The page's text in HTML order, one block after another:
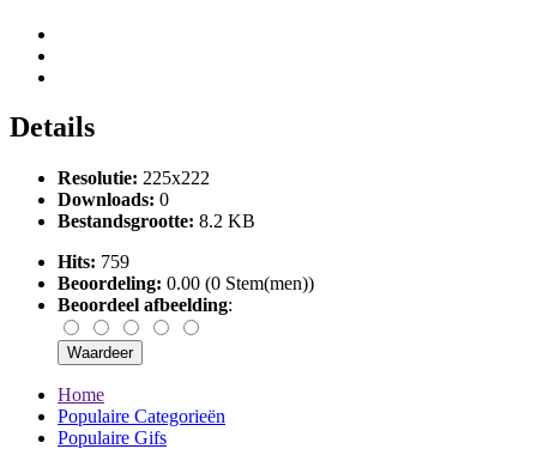
Details
Resolutie: 225x222
Downloads: 0
Bestandsgrootte: 8.2 KB
Hits: 759
Beoordeling: 0.00 (0 Stem(men))
Beoordeel afbeelding:
Home
Populaire Categorieën
Populaire Gifs